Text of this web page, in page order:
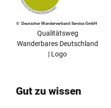
© Deutscher Wanderverband Service GmbH
Qualitätsweg
Wanderbares Deutschland
| Logo
Gut zu wissen